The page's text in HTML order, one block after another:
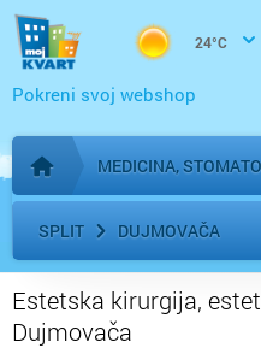
24°C
Pokreni svoj webshop
Početna stranica
MEDICINA,
SPLIT DUJMOVAČA
Estetska kirurgija,
Dujmovača